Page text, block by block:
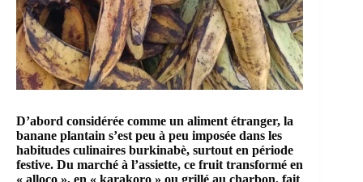
D’abord considérée comme un aliment étranger, la
banane plantain s’est peu à peu imposée dans les
habitudes culinaires burkinabè, surtout en période
festive. Du marché à l’assiette, ce fruit transformé en